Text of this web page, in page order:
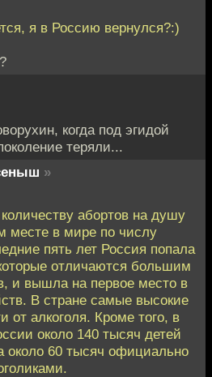
я в Россию вернулся?:)
когда под эгидой
теряли...
»
абортов на душу
месте в мире по числу
пять лет Россия попала
отличаются большим
и вышла на первое место в
В стране самые высокие
от алкоголя. Кроме того, в
около 140 тысяч детей
60 тысяч официально